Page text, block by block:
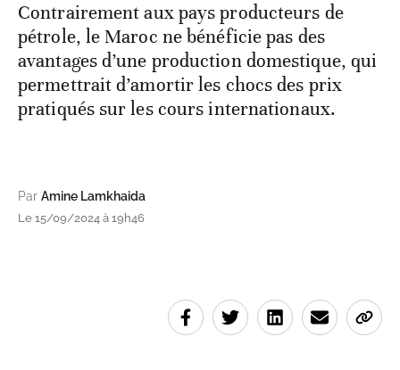
Contrairement aux pays producteurs de
pétrole, le Maroc ne bénéficie pas des
avantages d’une production domestique, qui
permettrait d’amortir les chocs des prix
pratiqués sur les cours internationaux.
Par Amine Lamkhaida
Le 15/09/2024 à 19h46